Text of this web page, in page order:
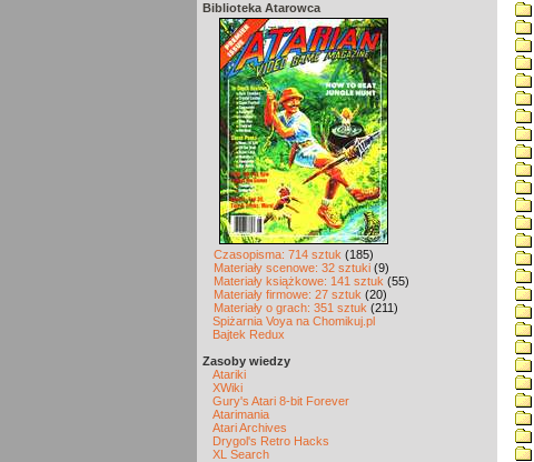
Biblioteka Atarowca
Czasopisma: 714 sztuk (185)
Materiały scenowe: 32 sztuki (9)
Materiały książkowe: 141 sztuk (55)
Materiały firmowe: 27 sztuk (20)
Materiały o grach: 351 sztuk (211)
Spiżarnia Voya na Chomikuj.pl
Bajtek Redux
Zasoby wiedzy
Atariki
XWiki
Gury's Atari 8-bit Forever
Atarimania
Atari Archives
Drygol's Retro Hacks
XL Search